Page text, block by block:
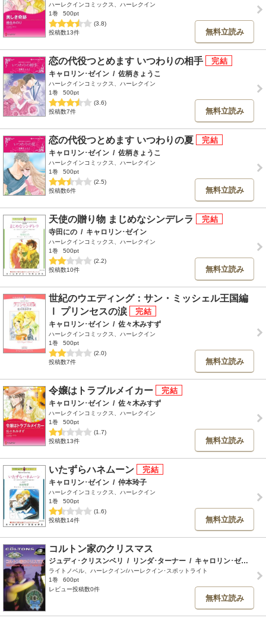
ハーレクインコミックス、ハーレクイン
1巻
500pt
(3.8)
投稿数13件
無料立読み
恋の代役つとめます いつわりの相手
キャロリン･ゼイン / 佐柄きょうこ
ハーレクインコミックス、ハーレクイン
1巻
500pt
(3.6)
投稿数7件
無料立読み
恋の代役つとめます いつわりの夏
キャロリン･ゼイン / 佐柄きょうこ
ハーレクインコミックス、ハーレクイン
1巻
500pt
(2.5)
投稿数6件
無料立読み
天使の贈り物 まじめなシンデレラ
寺田にの / キャロリン･ゼイン
ハーレクインコミックス、ハーレクイン
1巻
500pt
(2.2)
投稿数10件
無料立読み
世紀のウエディング：サン・ミッシェル王国編
Ⅰ プリンセスの涙
キャロリン･ゼイン / 佐々木みすず
ハーレクインコミックス、ハーレクイン
1巻
500pt
(2.0)
投稿数7件
無料立読み
令嬢はトラブルメイカー
キャロリン･ゼイン / 佐々木みすず
ハーレクインコミックス、ハーレクイン
1巻
500pt
(1.7)
投稿数13件
無料立読み
いたずらハネムーン
キャロリン･ゼイン / 仲本玲子
ハーレクインコミックス、ハーレクイン
1巻
500pt
(1.6)
投稿数14件
無料立読み
コルトン家のクリスマス
ジュディ･クリスンベリ / リンダ･ターナー / キャロリン･ゼイン
ライトノベル、ハーレクイン/ハーレクイン･スポットライト
1巻
600pt
レビュー投稿数0件
無料立読み